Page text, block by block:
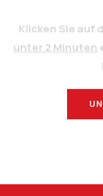
Klicken Sie auf
unter 2 Minuten